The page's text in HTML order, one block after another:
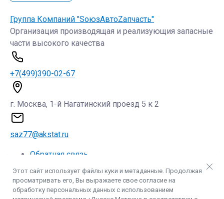
Группа Компаний "SоюзAвтоZапчасть"
Организация производящая и реализующия запасные
части высокого качества
+7(499)390-02-67
г. Москва, 1-й Нагатинский проезд 5 к 2
saz77@akstat.ru
Обратная связь
Контакты
Модель автомобиля
Этот сайт использует файлы куки и метаданные. Продолжая
просматривать его, Вы выражаете свое согласие на
обработку персональных данных с использованием